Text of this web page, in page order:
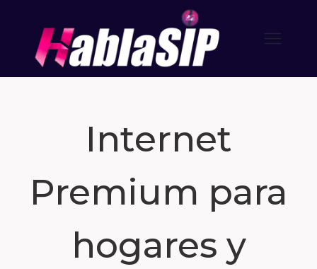
Internet
Premium para
hogares y